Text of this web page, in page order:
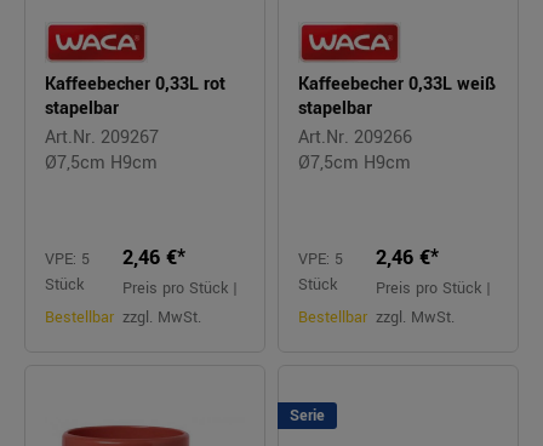
Kaffeebecher 0,33L rot
stapelbar
Art.Nr. 209267
Ø7,5cm H9cm
VPE: 5
Stück
Bestellbar
2,46 €*
Preis pro Stück |
zzgl. MwSt.
Kaffeebecher 0,33L weiß
stapelbar
Art.Nr. 209266
Ø7,5cm H9cm
VPE: 5
Stück
Bestellbar
2,46 €*
Preis pro Stück |
zzgl. MwSt.
Serie